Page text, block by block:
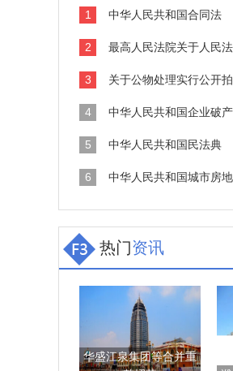
1 中华人民共和国合同法
2 最高人民法院关于人民
3 关于公物处理实行公开
4 中华人民共和国企业破
5 中华人民共和国民法典
6 中华人民共和国城市房
热门资讯
华盛江泉集团等合并重